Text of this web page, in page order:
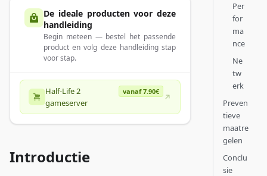
De ideale producten voor deze
handleiding
Begin meteen — bestel het passende
product en volg deze handleiding stap
voor stap.
Half-Life 2
gameserver
vanaf 7.90€
Introductie
Per
for
ma
nce
Ne
tw
erk
Preven
tieve
maatre
gelen
Conclu
sie